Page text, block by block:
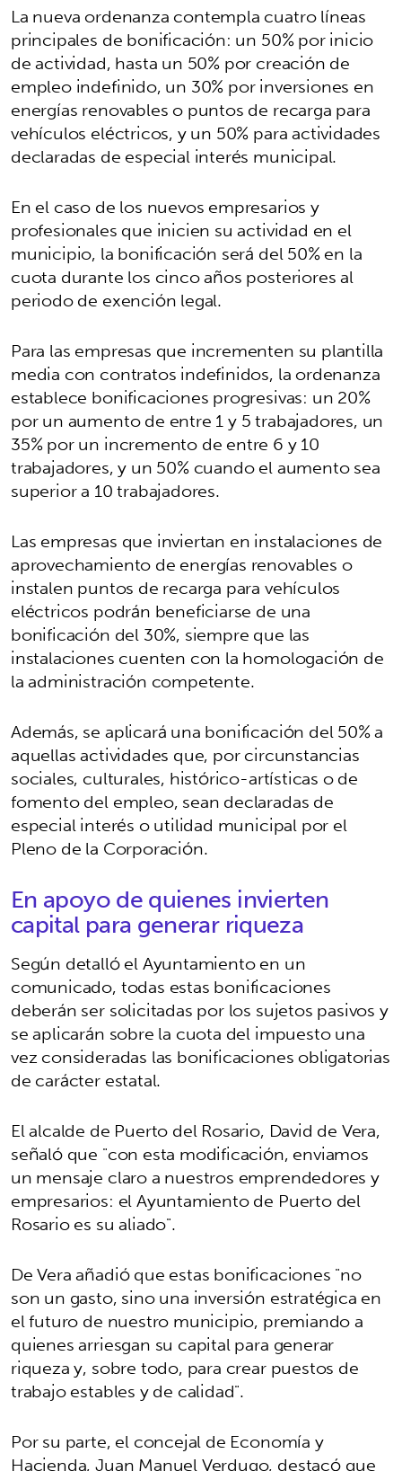
La nueva ordenanza contempla cuatro líneas
principales de bonificación: un 50% por inicio
de actividad, hasta un 50% por creación de
empleo indefinido, un 30% por inversiones en
energías renovables o puntos de recarga para
vehículos eléctricos, y un 50% para actividades
declaradas de especial interés municipal.
En el caso de los nuevos empresarios y
profesionales que inicien su actividad en el
municipio, la bonificación será del 50% en la
cuota durante los cinco años posteriores al
periodo de exención legal.
Para las empresas que incrementen su plantilla
media con contratos indefinidos, la ordenanza
establece bonificaciones progresivas: un 20%
por un aumento de entre 1 y 5 trabajadores, un
35% por un incremento de entre 6 y 10
trabajadores, y un 50% cuando el aumento sea
superior a 10 trabajadores.
Las empresas que inviertan en instalaciones de
aprovechamiento de energías renovables o
instalen puntos de recarga para vehículos
eléctricos podrán beneficiarse de una
bonificación del 30%, siempre que las
instalaciones cuenten con la homologación de
la administración competente.
Además, se aplicará una bonificación del 50% a
aquellas actividades que, por circunstancias
sociales, culturales, histórico-artísticas o de
fomento del empleo, sean declaradas de
especial interés o utilidad municipal por el
Pleno de la Corporación.
En apoyo de quienes invierten
capital para generar riqueza
Según detalló el Ayuntamiento en un
comunicado, todas estas bonificaciones
deberán ser solicitadas por los sujetos pasivos y
se aplicarán sobre la cuota del impuesto una
vez consideradas las bonificaciones obligatorias
de carácter estatal.
El alcalde de Puerto del Rosario, David de Vera,
señaló que "con esta modificación, enviamos
un mensaje claro a nuestros emprendedores y
empresarios: el Ayuntamiento de Puerto del
Rosario es su aliado".
De Vera añadió que estas bonificaciones "no
son un gasto, sino una inversión estratégica en
el futuro de nuestro municipio, premiando a
quienes arriesgan su capital para generar
riqueza y, sobre todo, para crear puestos de
trabajo estables y de calidad".
Por su parte, el concejal de Economía y